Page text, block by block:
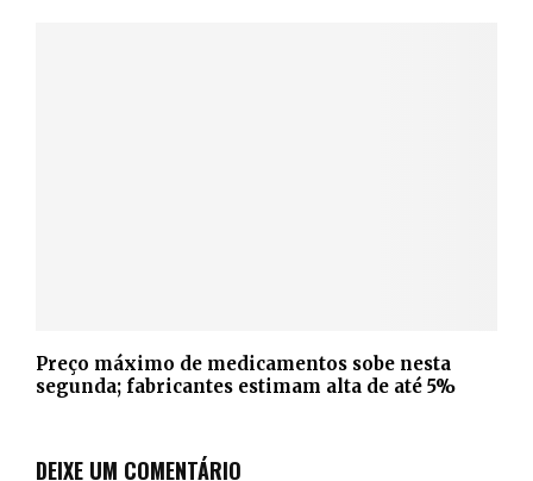
Preço máximo de medicamentos sobe nesta
segunda; fabricantes estimam alta de até 5%
DEIXE UM COMENTÁRIO